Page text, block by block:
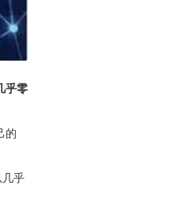
乎零
的
乎